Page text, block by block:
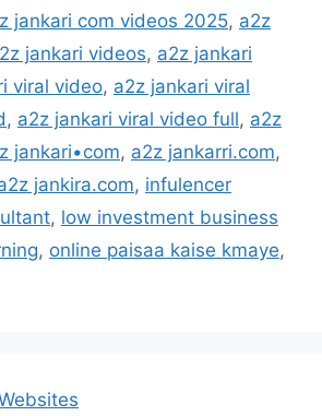
jankari com videos 2025, a2z
jankari videos, a2z jankari
viral video, a2z jankari viral
, a2z jankari viral video full, a2z
jankari•com, a2z jankarri.com,
jankira.com, infulencer
, low investment business
, online paisaa kaise kmaye,